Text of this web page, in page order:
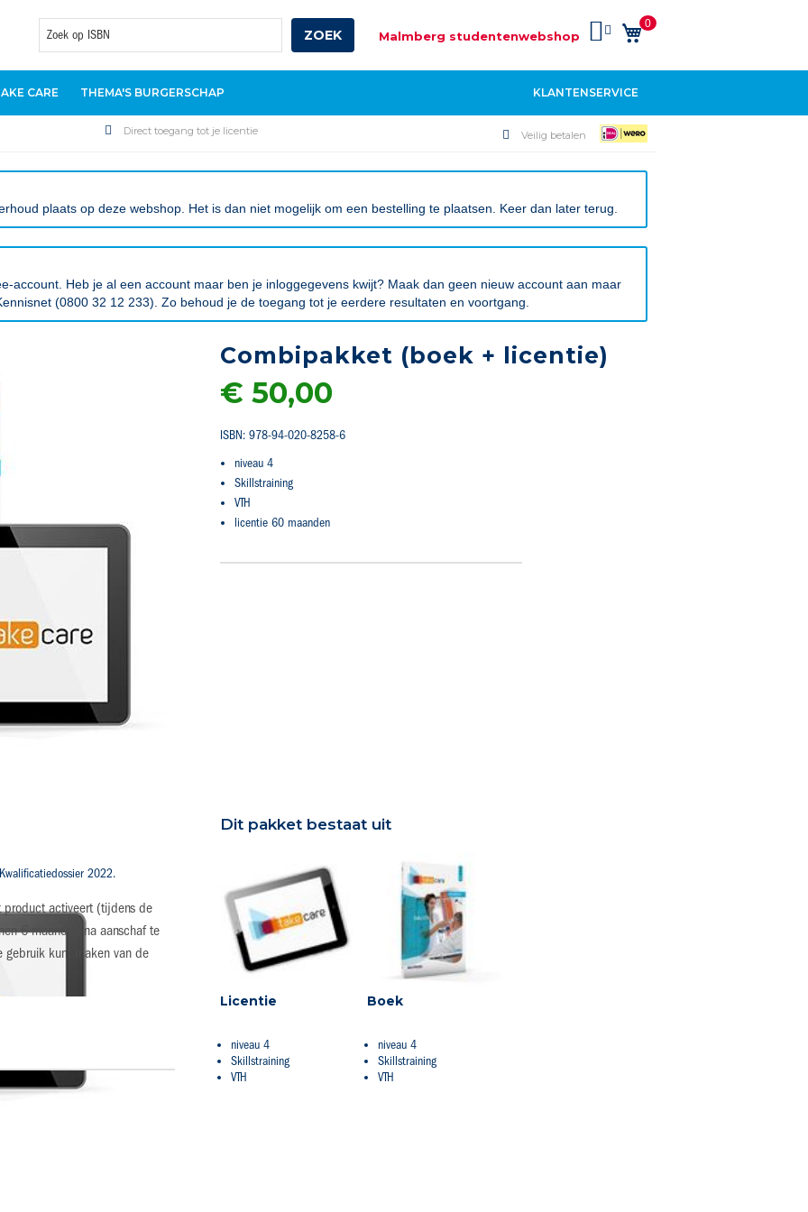
Zoek
ZOEK Malmberg studentenwebshop
Winkelwagen
0
CARE THEMA'S BURGERSCHAP KLANTENSERVICE
Direct toegang tot je licentie Veilig betalen
plaats op deze webshop. Het is dan niet mogelijk om een bestelling te plaatsen. Keer dan later terug.
account. Heb je al een account maar ben je inloggegevens kwijt? Maak dan geen nieuw account aan maar
(0800 32 12 233). Zo behoud je de toegang tot je eerdere resultaten en voortgang.
Combipakket (boek + licentie)
€ 50,00
ISBN: 978-94-020-8258-6
niveau 4
Skillstraining
VTH
licentie 60 maanden
2022.
activeert (tijdens de
6 maanden na aanschaf te
gebruik kunt maken van de
Dit pakket bestaat uit
Licentie
niveau 4
Skillstraining
VTH
Boek
niveau 4
Skillstraining
VTH